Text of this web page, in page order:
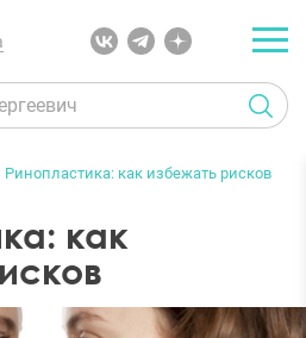
Ринопластика: как избежать рисков
как